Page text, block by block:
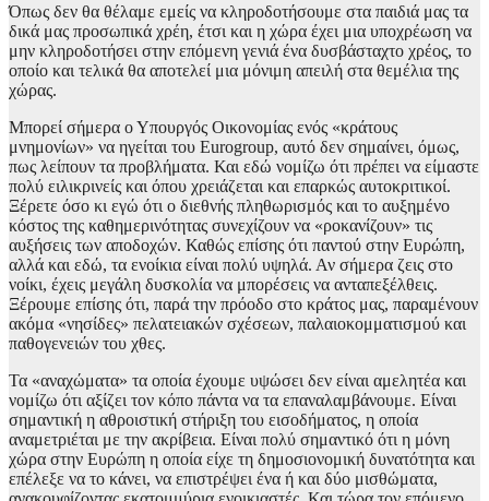
Όπως δεν θα θέλαμε εμείς να κληροδοτήσουμε στα παιδιά μας τα
δικά μας προσωπικά χρέη, έτσι και η χώρα έχει μια υποχρέωση να
μην κληροδοτήσει στην επόμενη γενιά ένα δυσβάσταχτο χρέος, το
οποίο και τελικά θα αποτελεί μια μόνιμη απειλή στα θεμέλια της
χώρας.
Μπορεί σήμερα ο Υπουργός Οικονομίας ενός «κράτους
μνημονίων» να ηγείται του Eurogroup, αυτό δεν σημαίνει, όμως,
πως λείπουν τα προβλήματα. Και εδώ νομίζω ότι πρέπει να είμαστε
πολύ ειλικρινείς και όπου χρειάζεται και επαρκώς αυτοκριτικοί.
Ξέρετε όσο κι εγώ ότι ο διεθνής πληθωρισμός και το αυξημένο
κόστος της καθημερινότητας συνεχίζουν να «ροκανίζουν» τις
αυξήσεις των αποδοχών. Καθώς επίσης ότι παντού στην Ευρώπη,
αλλά και εδώ, τα ενοίκια είναι πολύ υψηλά. Αν σήμερα ζεις στο
νοίκι, έχεις μεγάλη δυσκολία να μπορέσεις να ανταπεξέλθεις.
Ξέρουμε επίσης ότι, παρά την πρόοδο στο κράτος μας, παραμένουν
ακόμα «νησίδες» πελατειακών σχέσεων, παλαιοκομματισμού και
παθογενειών του χθες.
Τα «αναχώματα» τα οποία έχουμε υψώσει δεν είναι αμελητέα και
νομίζω ότι αξίζει τον κόπο πάντα να τα επαναλαμβάνουμε. Είναι
σημαντική η αθροιστική στήριξη του εισοδήματος, η οποία
αναμετριέται με την ακρίβεια. Είναι πολύ σημαντικό ότι η μόνη
χώρα στην Ευρώπη η οποία είχε τη δημοσιονομική δυνατότητα και
επέλεξε να το κάνει, να επιστρέψει ένα ή και δύο μισθώματα,